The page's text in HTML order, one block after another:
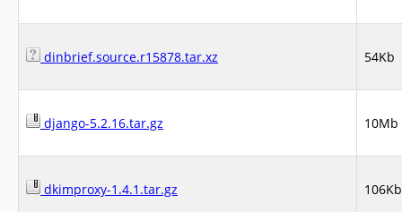
dinbrief.source.r15878.tar.xz 54Kb
django-5.2.16.tar.gz 10Mb
dkimproxy-1.4.1.tar.gz 106Kb